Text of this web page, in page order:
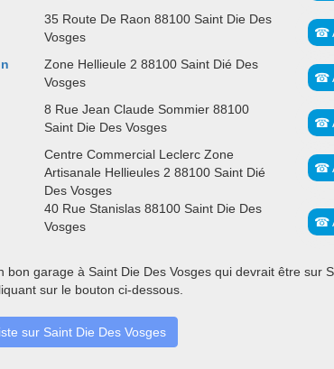
35 Route De Raon 88100 Saint Die Des
Vosges
☎
Zone Hellieule 2 88100 Saint Dié Des
Vosges
☎
8 Rue Jean Claude Sommier 88100
Saint Die Des Vosges
☎
Centre Commercial Leclerc Zone
Artisanale Hellieules 2 88100 Saint Dié
Des Vosges
☎
40 Rue Stanislas 88100 Saint Die Des
Vosges
☎
bon garage à Saint Die Des Vosges qui devrait être sur
sur le bouton ci-dessous.
sur Saint Die Des Vosges